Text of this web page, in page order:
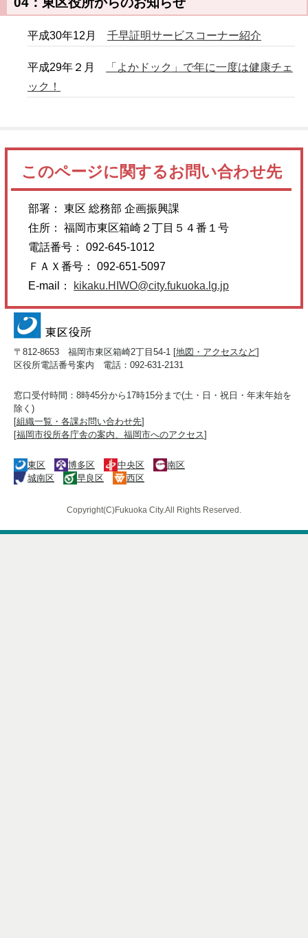
平成30年12月 千早証明サービスコーナー紹介
平成29年２月
「よかドック」で年に一度は健康チェ
ック！
このページに関するお問い合わせ先
部署： 東区 総務部 企画振興課
住所： 福岡市東区箱崎２丁目５４番１号
電話番号： 092-645-1012
ＦＡＸ番号： 092-651-5097
E-mail：
kikaku.HIWO@city.fukuoka.lg.jp
〒812-8653 福岡市東区箱崎2丁目54-1 [地図・アクセスなど]
区役所電話番号案内 電話：092-631-2131
窓口受付時間：8時45分から17時15分まで(土・日・祝日・年末年始を
除く)
[組織一覧・各課お問い合わせ先]
[福岡市役所各庁舎の案内、福岡市へのアクセス]
東区 博多区 中央区
南区
城南区
早良区 西区
Copyright(C)Fukuoka City.All Rights Reserved.